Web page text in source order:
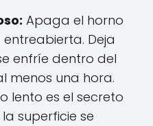
Apaga el horno
Deja
enfríe dentro del
menos una hora.
lento es el secreto
superficie se